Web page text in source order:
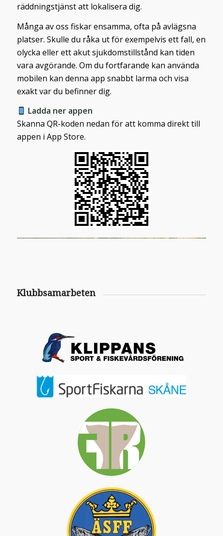
räddningstjänst att lokalisera dig.
Många av oss fiskar ensamma, ofta på avlägsna
platser. Skulle du råka ut för exempelvis ett fall, en
olycka eller ett akut sjukdomstillstånd kan tiden
vara avgörande. Om du fortfarande kan använda
mobilen kan denna app snabbt larma och visa
exakt var du befinner dig.
Ladda ner appen
Skanna QR-koden nedan för att komma direkt till
appen i App Store.
Klubbsamarbeten